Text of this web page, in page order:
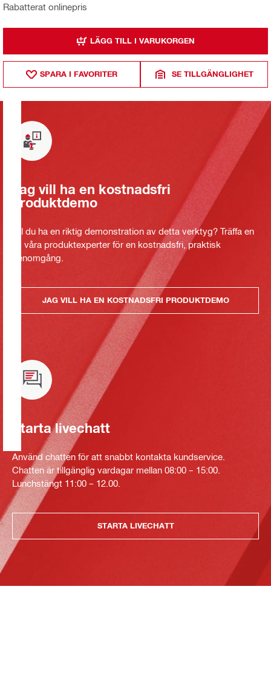
Rabatterat onlinepris
LÄGG TILL I VARUKORGEN
SPARA I FAVORITER SE TILLGÄNGLIGHET
Jag vill ha en kostnadsfri
produktdemo
Vill du ha en riktig demonstration av detta verktyg? Träffa en
av våra produktexperter för en kostnadsfri, praktisk
genomgång.
JAG VILL HA EN KOSTNADSFRI PRODUKTDEMO
Starta livechatt
Använd chatten för att snabbt kontakta kundservice.
Chatten är tillgänglig vardagar mellan 08:00 – 15:00.
Lunchstängt 11:00 – 12.00.
STARTA LIVECHATT